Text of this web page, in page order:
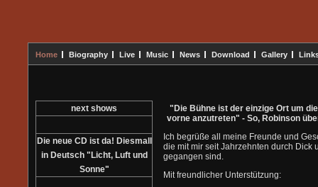
Home Biography Live Music News Download Gallery
next shows
Die neue CD ist da! Diesmall
in Deutsch "Licht, Luft und
Sonne"
"Die Bühne ist der einzige Ort um
vorne anzutreten" - So, Robinson
Ich begrüße all meine Freunde und
die mit mir seit Jahrzehnten durch Dick
gegangen sind.
Mit freundlicher Unterstützung: